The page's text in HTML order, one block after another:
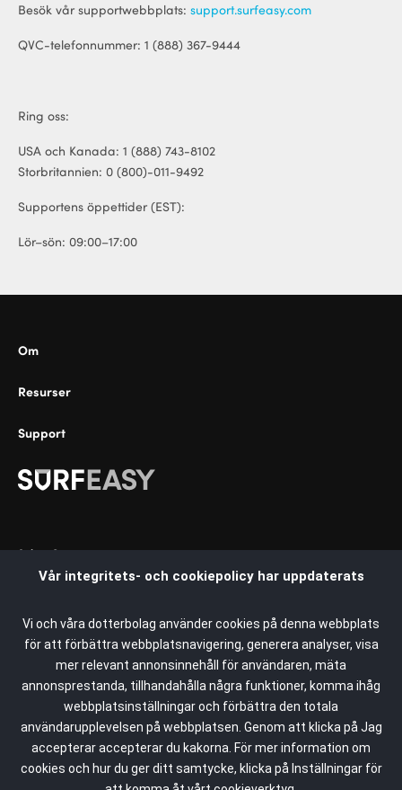
Besök vår supportwebbplats: support.surfeasy.com
QVC-telefonnummer: 1 (888) 367-9444
Ring oss:
USA och Kanada: 1 (888) 743-8102
Storbritannien: 0 (800)-011-9492
Supportens öppettider (EST):
Lör–sön: 09:00–17:00
Om
Resurser
Support
Select Country:
Sweden
Argentina
Australia
Austria
Belgium - French
Belgium - Dutch
Upphovsrätt © 2023 SurfEasy. Med ensamrätt. SurfEasy,
SurfEasy-logotypen och SurfEasy Shield-logotypen är
varumärken eller registrerade varumärken som tillhör
varumärket SurfEasy eller dess närstående företag i USA och
andra länder. Mac, iPhone, iPad, Apple och Apple-logotypen
är varumärken som tillhör Apple Inc. och är registrerade i USA
och andra länder. Windows-logotypen är ett registrerat
Vår integritets- och cookiepolicy har uppdaterats
Vi och våra dotterbolag använder cookies på denna webbplats
för att förbättra webbplatsnavigering, generera analyser, visa
mer relevant annonsinnehåll för användaren, mäta
annonsprestanda, tillhandahålla några funktioner, komma ihåg
webbplatsinställningar och förbättra den totala
användarupplevelsen på webbplatsen. Genom att klicka på Jag
accepterar accepterar du kakorna. För mer information om
cookies och hur du ger ditt samtycke, klicka på Inställningar för